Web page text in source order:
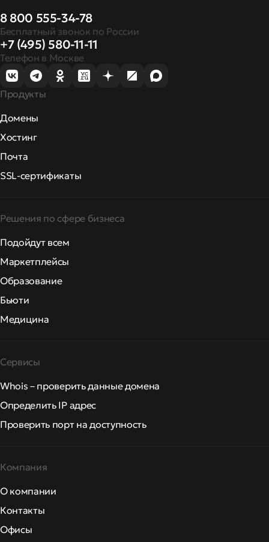
8 800 555-34-78
Бесплатный звонок по России
+7 (495) 580-11-11
Телефон в Москве
Продукты
Домены
Хостинг
Почта
SSL-сертификаты
Решения по сфере бизнеса
Подойдут всем
Маркетплейсы
Образование
Бьюти
Медицина
Сервисы
Whois – проверить данные домена
Определить IP адрес
Проверить порт на доступность
Компания
О компании
Контакты
Офисы